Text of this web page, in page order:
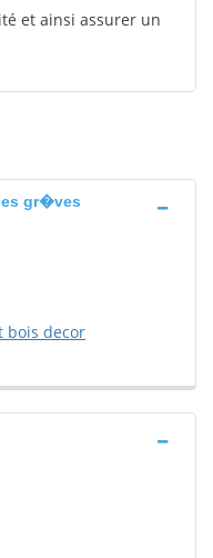
et ainsi assurer un
gr�ves
bois decor